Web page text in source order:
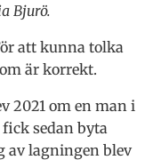
Bjurö.
att kunna tolka
är korrekt.
2021 om en man i
sedan byta
av lagningen blev